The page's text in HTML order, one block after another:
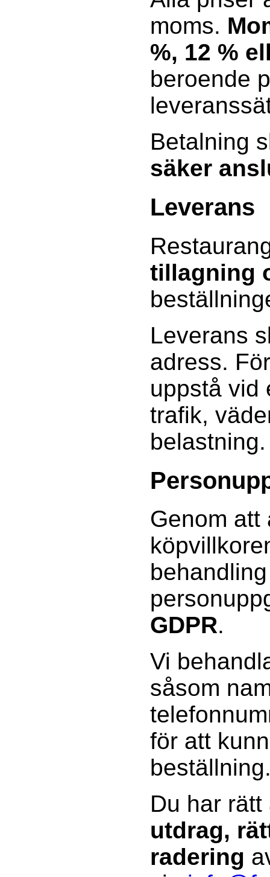
moms.
%, 12 %
beroende
Betalning
säker
Leverans
tillagning
Leverans
adress.
uppstå vid
trafik,
belastning.
Genom att
GDPR.
Vi
såsom
för att
Du har
utdrag,
radering